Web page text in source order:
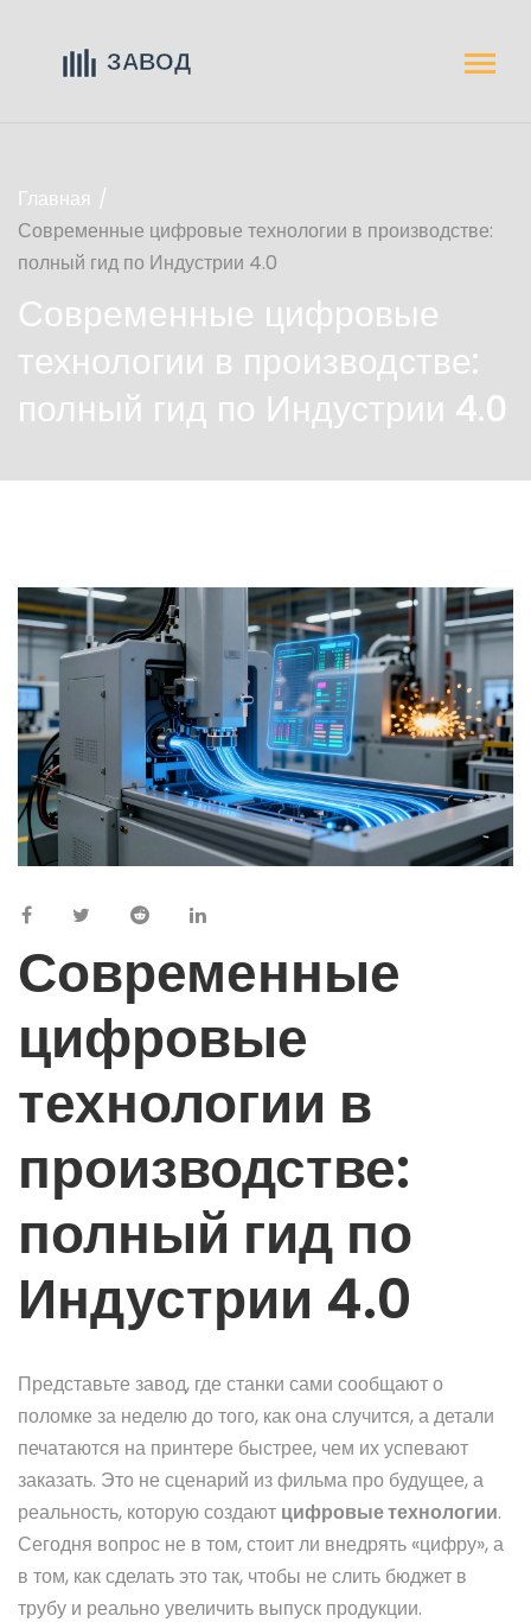
Главная
Современные цифровые технологии в производстве:
полный гид по Индустрии 4.0
Современные цифровые
технологии в производстве:
полный гид по Индустрии 4.0
Современные
цифровые
технологии в
производстве:
полный гид по
Индустрии 4.0
Представьте завод, где станки сами сообщают о
поломке за неделю до того, как она случится, а детали
печатаются на принтере быстрее, чем их успевают
заказать. Это не сценарий из фильма про будущее, а
реальность, которую создают цифровые технологии.
Сегодня вопрос не в том, стоит ли внедрять «цифру», а
в том, как сделать это так, чтобы не слить бюджет в
трубу и реально увеличить выпуск продукции.